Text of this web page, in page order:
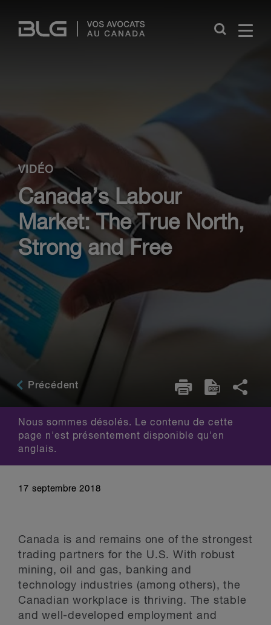
Links
Close
VIDÉO
Canada’s Labour
Market: The True North,
Strong and Free
Précédent
Nous sommes désolés. Le contenu de cette
page n'est présentement disponible qu'en
anglais.
17 septembre 2018
Canada is and remains one of the strongest
trading partners for the U.S. With robust
mining, oil and gas, banking and
technology industries (among others), the
Canadian workplace is thriving. The stable
and well-developed employment and